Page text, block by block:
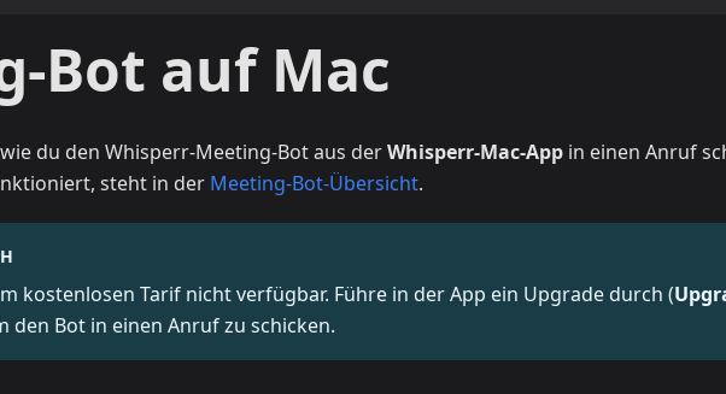
Bot auf Mac
du den Whisperr-Meeting-Bot aus derWhisperr-Mac-App in einen Anruf
steht in der Meeting-Bot-Übersicht.
kostenlosen Tarif nicht verfügbar. Führe in der App ein Upgrade durch (
den Bot in einen Anruf zu schicken.